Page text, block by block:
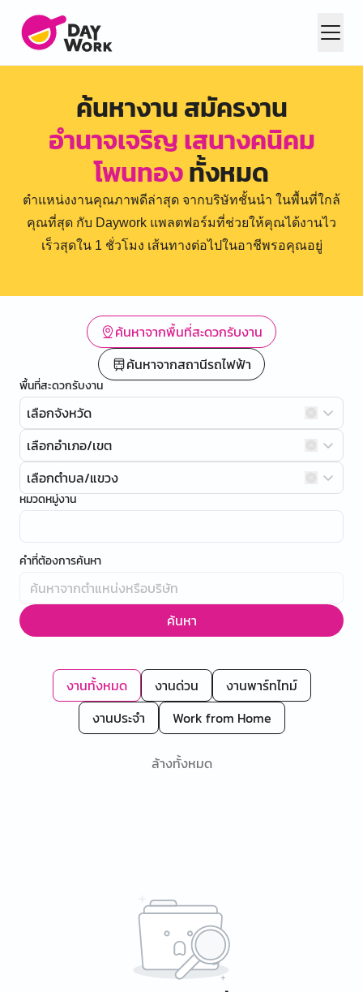
ค้นหางาน สมัครงาน
อำนาจเจริญ เสนางคนิคม
โพนทองทั้งหมด
ตำแหน่งงานคุณภาพดีล่าสุด จากบริษัทชั้นนำ ในพื้นที่ใกล้
คุณที่สุด กับ Daywork แพลตฟอร์มที่ช่วยให้คุณได้งานไว
เร็วสุดใน 1 ชั่วโมง เส้นทางต่อไปในอาชีพรอคุณอยู่
ค้นหาจากพื้นที่สะดวกรับงาน
ค้นหาจากสถานีรถไฟฟ้า
พื้นที่สะดวกรับงาน
เลือกจังหวัด
เลือกอำเภอ/เขต
เลือกตำบล/แขวง
หมวดหมู่งาน
คำที่ต้องการค้นหา
ค้นหา
งานทั้งหมด งานด่วน
งานพาร์ทไทม์
งานประจำ
Work from Home
ล้างทั้งหมด